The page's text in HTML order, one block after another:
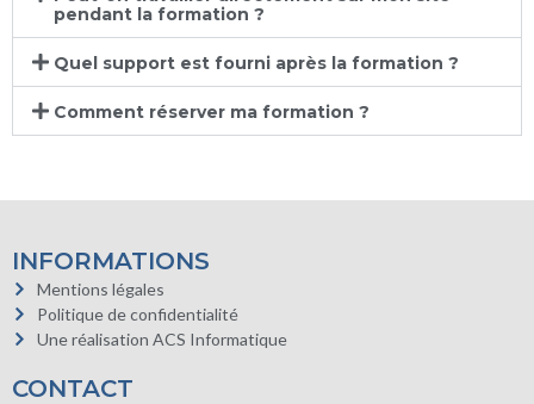
pendant la formation ?
Quel support est fourni après la formation ?
Comment réserver ma formation ?
INFORMATIONS
Mentions légales
Politique de confidentialité
Une réalisation ACS Informatique
CONTACT